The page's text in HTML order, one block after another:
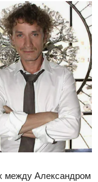
между Александром